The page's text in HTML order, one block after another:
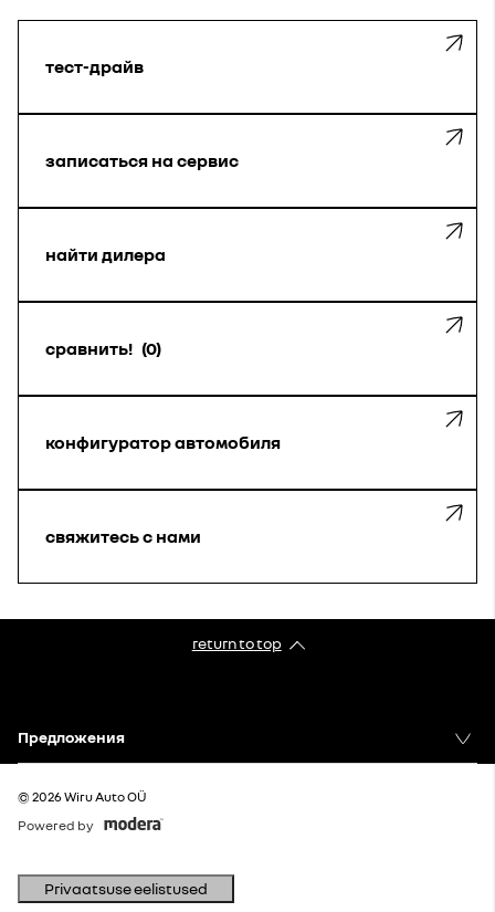
тест-драйв
записаться на сервис
найти дилера
сравнить! 0
конфигуратор автомобиля
свяжитесь с нами
return to top
Предложения
© 2026 Wiru Auto OÜ
Powered by